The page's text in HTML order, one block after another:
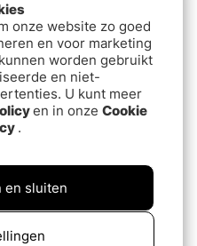
Mikado Jaws Rod
Casting
van€119
onze website zo goed
en voor marketing
worden gebruikt
en niet-
U kunt meer
en in onze Cookie
.
en sluiten